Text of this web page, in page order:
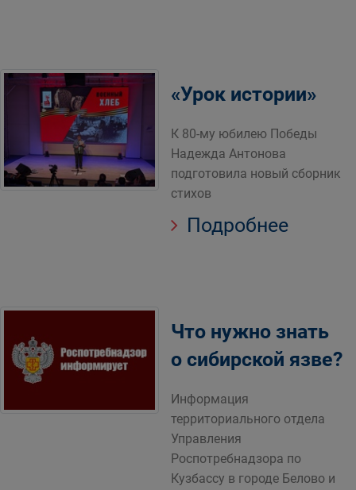
«Урок истории»
К 80-му юбилею Победы
Надежда Антонова
подготовила новый сборник
стихов
Подробнее
Что нужно знать
о сибирской язве?
Информация
территориального отдела
Управления
Роспотребнадзора по
Кузбассу в городе Белово и